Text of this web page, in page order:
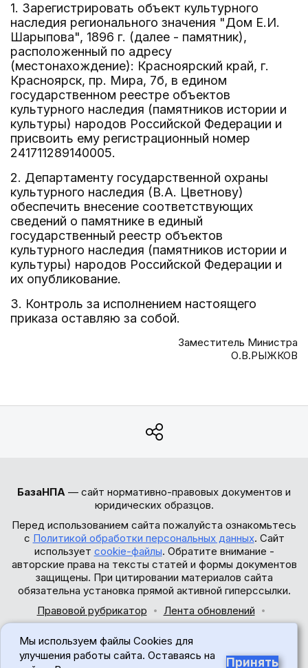
1. Зарегистрировать объект культурного
наследия регионального значения "Дом Е.И.
Шарыпова", 1896 г. (далее - памятник),
расположенный по адресу
(местонахождение): Красноярский край, г.
Красноярск, пр. Мира, 7б, в едином
государственном реестре объектов
культурного наследия (памятников истории и
культуры) народов Российской Федерации и
присвоить ему регистрационный номер
241711289140005.
2. Департаменту государственной охраны
культурного наследия (В.А. Цветнову)
обеспечить внесение соответствующих
сведений о памятнике в единый
государственный реестр объектов
культурного наследия (памятников истории и
культуры) народов Российской Федерации и
их опубликование.
3. Контроль за исполнением настоящего
приказа оставляю за собой.
Заместитель Министра
О.В.РЫЖКОВ
БазаНПА — сайт нормативно-правовых документов и
юридических образцов.
Перед использованием сайта пожалуйста ознакомьтесь
с Политикой обработки персональных данных. Сайт
использует cookie-файлы. Обратите внимание -
авторские права на тексты статей и формы документов
защищены. При цитировании материалов сайта
обязательна установка прямой активной гиперссылки.
Правовой рубрикатор
Лента обновлений
© 2017-2026
Мы используем файлы Cookies для
улучшения работы сайта. Оставаясь на
Принять